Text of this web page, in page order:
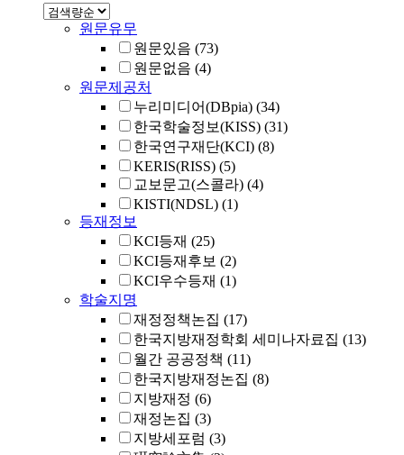
원문유무
원문있음 (73)
원문없음 (4)
원문제공처
누리미디어(DBpia) (34)
한국학술정보(KISS) (31)
한국연구재단(KCI) (8)
KERIS(RISS) (5)
교보문고(스콜라) (4)
KISTI(NDSL) (1)
등재정보
KCI등재 (25)
KCI등재후보 (2)
KCI우수등재 (1)
학술지명
재정정책논집 (17)
한국지방재정학회 세미나자료집 (13)
월간 공공정책 (11)
한국지방재정논집 (8)
지방재정 (6)
재정논집 (3)
지방세포럼 (3)